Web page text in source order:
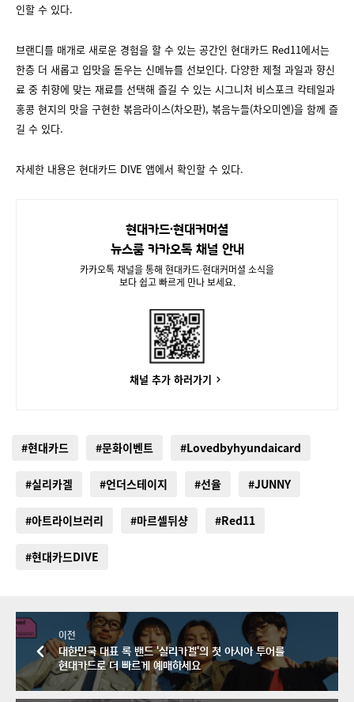
인할 수 있다.
브랜디를 매개로 새로운 경험을 할 수 있는 공간인 현대카드 Red11에서는
한층 더 새롭고 입맛을 돋우는 신메뉴를 선보인다. 다양한 제철 과일과 향신
료 중 취향에 맞는 재료를 선택해 즐길 수 있는 시그니처 비스포크 칵테일과
홍콩 현지의 맛을 구현한 볶음라이스(차오판), 볶음누들(차오미엔)을 함께 즐
길 수 있다.
자세한 내용은 현대카드 DIVE 앱에서 확인할 수 있다.
현대카드∙현대커머셜
뉴스룸 카카오톡 채널 안내
카카오톡 채널을 통해 현대카드∙현대커머셜 소식을
보다 쉽고 빠르게 만나 보세요.
채널 추가 하러가기
#현대카드 #문화이벤트 #Lovedbyhyundaicard
#실리카겔 #언더스테이지 #선율 #JUNNY
#아트라이브러리 #마르셀뒤샹 #Red11
#현대카드DIVE
이전
대한민국 대표 록 밴드 '실리카겔'의 첫 아시아 투어를
현대카드로 더 빠르게 예매하세요